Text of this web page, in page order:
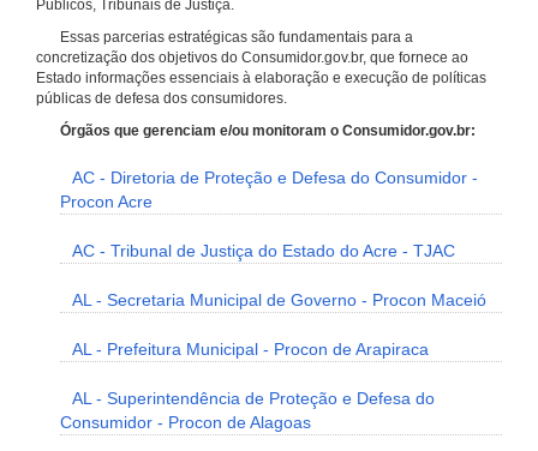
Públicos, Tribunais de Justiça.
Essas parcerias estratégicas são fundamentais para a
concretização dos objetivos do Consumidor.gov.br, que fornece ao
Estado informações essenciais à elaboração e execução de políticas
públicas de defesa dos consumidores.
Órgãos que gerenciam e/ou monitoram o Consumidor.gov.br:
AC - Diretoria de Proteção e Defesa do Consumidor -
Procon Acre
AC - Tribunal de Justiça do Estado do Acre - TJAC
AL - Secretaria Municipal de Governo - Procon Maceió
AL - Prefeitura Municipal - Procon de Arapiraca
AL - Superintendência de Proteção e Defesa do
Consumidor - Procon de Alagoas